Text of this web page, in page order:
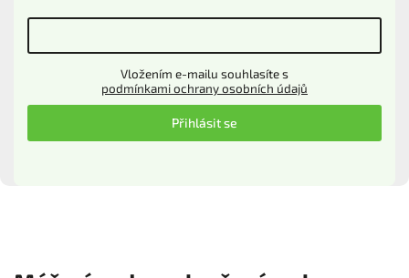
podmínkami ochrany osobních údajů
Přihlásit se